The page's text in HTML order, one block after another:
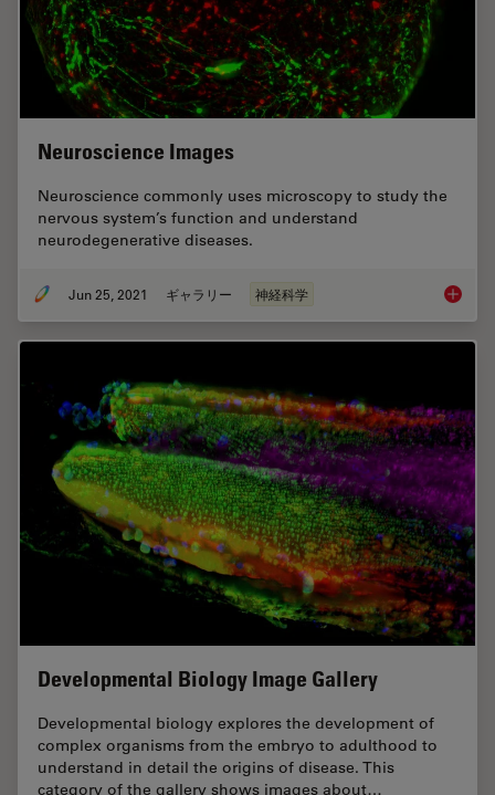
Neuroscience Images
Neuroscience commonly uses microscopy to study the
nervous system’s function and understand
neurodegenerative diseases.
Jun 25, 2021 ギャラリー 神経科学
Developmental Biology Image Gallery
Developmental biology explores the development of
complex organisms from the embryo to adulthood to
understand in detail the origins of disease. This
category of the gallery shows images about…